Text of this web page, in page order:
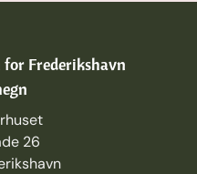
Frederikshavn
26